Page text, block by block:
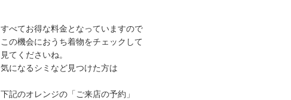
すべてお得な料金となっていますので
この機会におうち着物をチェックして
見てくださいね。
気になるシミなど見つけた方は
下記のオレンジの「ご来店の予約」